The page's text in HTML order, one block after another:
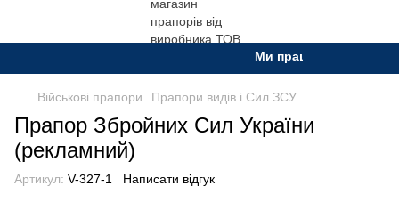
Ми працюємо. Все буде
Військові прапори Прапори видів і Сил ЗСУ
Прапор Збройних Сил України
(рекламний)
Артикул: V-327-1 Написати відгук